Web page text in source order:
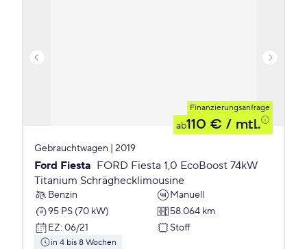
Finanzierungsanfrage
ab110 € / mtl.
Gebrauchtwagen | 2019
Ford Fiesta FORD Fiesta 1,0 EcoBoost 74kW
Titanium Schräghecklimousine
Benzin
Manuell
95 PS (70 kW)
58.064 km
EZ: 06/21 Stoff
in 4 bis 8 Wochen